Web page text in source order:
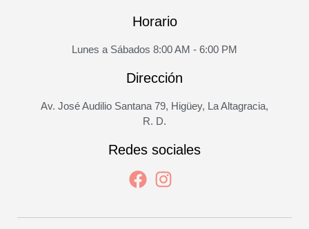
Horario
Lunes a Sábados 8:00 AM - 6:00 PM
Dirección
Av. José Audilio Santana 79, Higüey, La Altagracia,
R. D.
Redes sociales